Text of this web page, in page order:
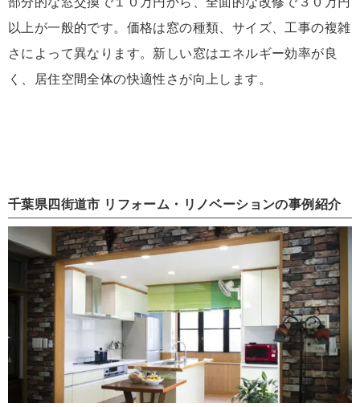
以上が一般的です。価格は窓の種類、サイズ、工事の複雑
さによって異なります。新しい窓はエネルギー効率が良
く、居住空間全体の快適性さが向上します。
千葉県四街道市 リフォーム・リノベーションの事例紹介